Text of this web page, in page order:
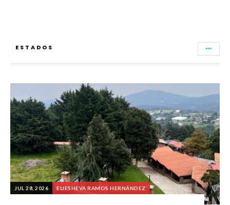
ESTADOS
JUL 28, 2026 ELIESHEVA RAMOS HERNÁNDEZ